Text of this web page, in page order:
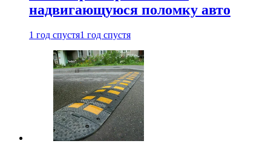
надвигающуюся поломку авто
1 год спустя1 год спустя